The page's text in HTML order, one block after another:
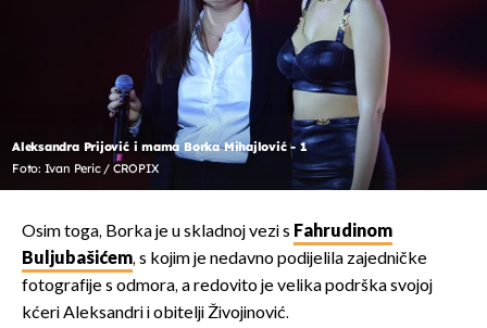
Aleksandra Prijović i mama Borka Mihajlović - 1
Foto: Ivan Peric / CROPIX
Osim toga, Borka je u skladnoj vezi s Fahrudinom
Buljubašićem, s kojim je nedavno podijelila zajedničke
fotografije s odmora, a redovito je velika podrška svojoj
kćeri Aleksandri i obitelji Živojinović.